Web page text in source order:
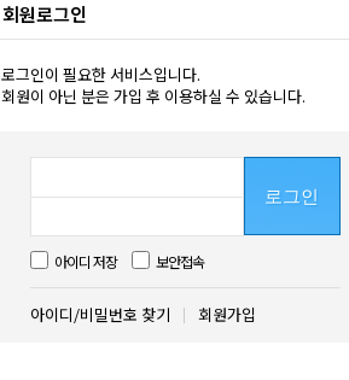
회원로그인
로그인이 필요한 서비스입니다.
회원이 아닌 분은 가입 후 이용하실 수 있습니다.
로그인
아이디 저장 보안접속
아이디/비밀번호 찾기 회원가입